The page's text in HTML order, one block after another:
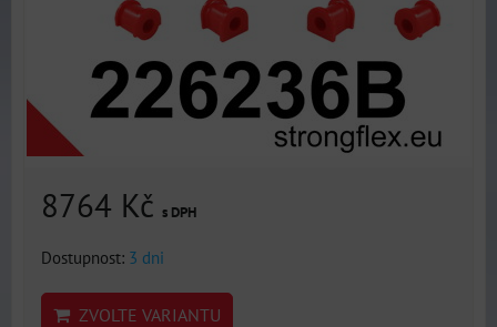
8764 Kč s DPH
Dostupnost: 3 dni
ZVOLTE VARIANTU